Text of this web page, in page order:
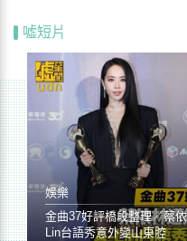
噓短片
娛樂
金曲37好評橋段整理／蔡
Lin台語秀意外變山東腔